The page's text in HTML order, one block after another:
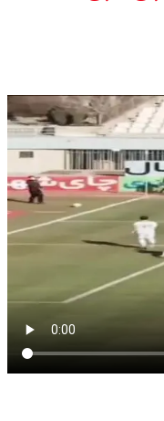
را از دست می
چقدر تمام می شود؟
یک ادعا: برخی مالکان اجاره بها را ۶۰
دهند